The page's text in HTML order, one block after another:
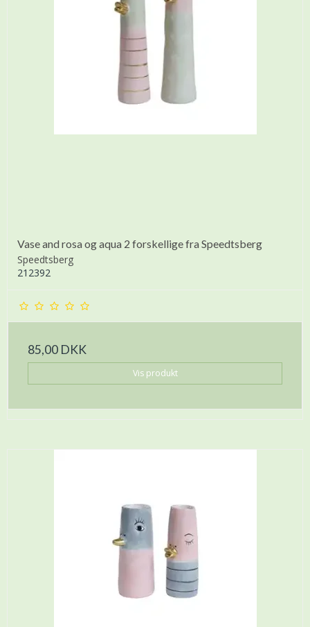
Vase and rosa og aqua 2 forskellige fra Speedtsberg
Speedtsberg
212392
85,00 DKK
Vis produkt